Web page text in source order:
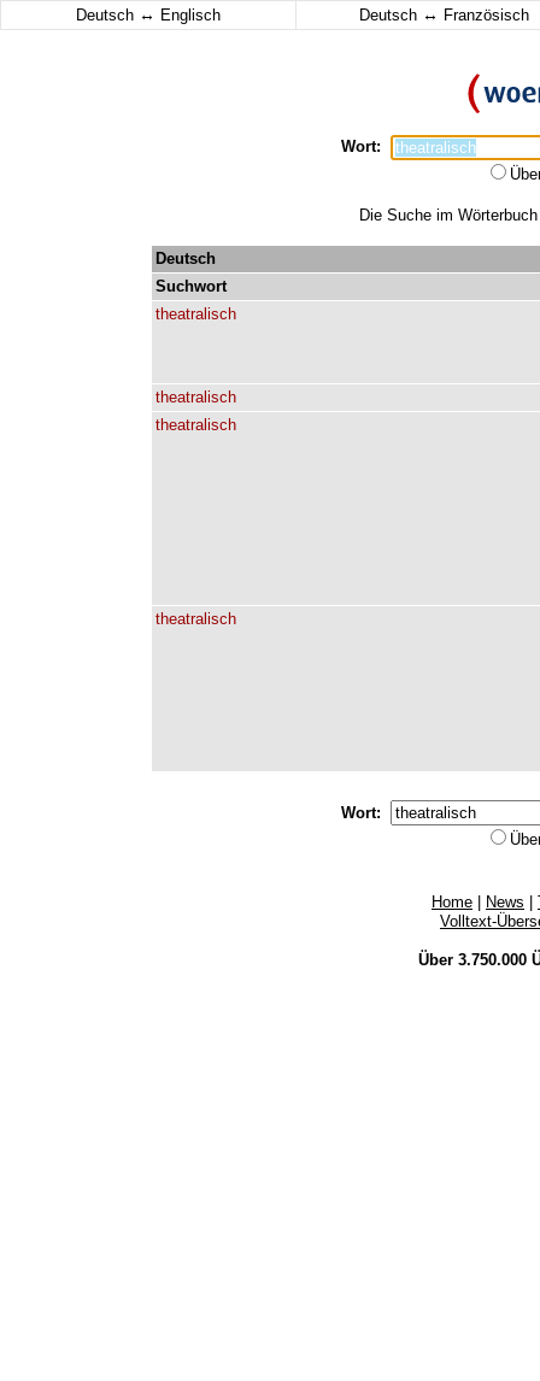
Deutsch ↔ Englisch Deutsch ↔ Französisch
Wort:
Die Suche im
Deutsch
Suchwort
theatralisch
theatralisch
theatralisch
theatralisch
Wort:
Home News
Volltext-
Über 3.750.000